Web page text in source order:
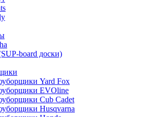
board доски)
Yard Fox
EVOline
Cub Cadet
Husqvarna